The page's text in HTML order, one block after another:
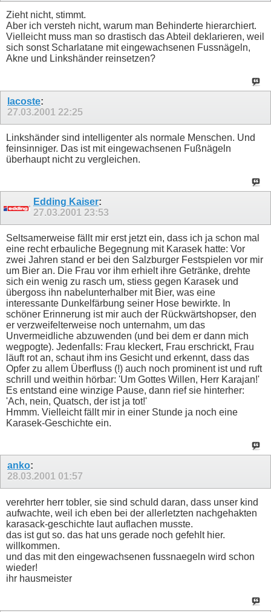
Zieht nicht, stimmt.
Aber ich versteh nicht, warum man Behinderte hierarchiert.
Vielleicht muss man so drastisch das Abteil deklarieren, weil
sich sonst Scharlatane mit eingewachsenen Fussnägeln,
Akne und Linkshänder reinsetzen?
lacoste:
27.03.2001 22:25
Linkshänder sind intelligenter als normale Menschen. Und
feinsinniger. Das ist mit eingewachsenen Fußnägeln
überhaupt nicht zu vergleichen.
Edding Kaiser:
27.03.2001 23:53
Seltsamerweise fällt mir erst jetzt ein, dass ich ja schon mal
eine recht erbauliche Begegnung mit Karasek hatte: Vor
zwei Jahren stand er bei den Salzburger Festspielen vor mir
um Bier an. Die Frau vor ihm erhielt ihre Getränke, drehte
sich ein wenig zu rasch um, stiess gegen Karasek und
übergoss ihn nabelunterhalber mit Bier, was eine
interessante Dunkelfärbung seiner Hose bewirkte. In
schöner Erinnerung ist mir auch der Rückwärtshopser, den
er verzweifelterweise noch unternahm, um das
Unvermeidliche abzuwenden (und bei dem er dann mich
wegpogte). Jedenfalls: Frau kleckert, Frau erschrickt, Frau
läuft rot an, schaut ihm ins Gesicht und erkennt, dass das
Opfer zu allem Überfluss (!) auch noch prominent ist und ruft
schrill und weithin hörbar: 'Um Gottes Willen, Herr Karajan!'
Es entstand eine winzige Pause, dann rief sie hinterher:
'Ach, nein, Quatsch, der ist ja tot!'
Hmmm. Vielleicht fällt mir in einer Stunde ja noch eine
Karasek-Geschichte ein.
anko:
28.03.2001 01:57
verehrter herr tobler, sie sind schuld daran, dass unser kind
aufwachte, weil ich eben bei der allerletzten nachgehakten
karasack-geschichte laut auflachen musste.
das ist gut so. das hat uns gerade noch gefehlt hier.
willkommen.
und das mit den eingewachsenen fussnaegeln wird schon
wieder!
ihr hausmeister